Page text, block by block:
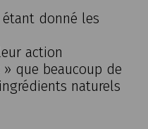
donné les
action
que beaucoup de
naturels